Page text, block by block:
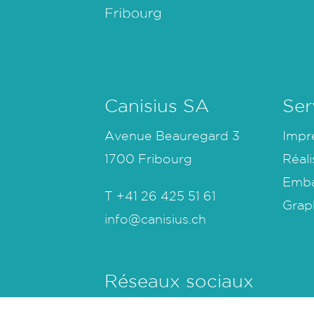
Canisius SA
Avenue Beauregard 3
1700 Fribourg
T +41 26 425 51 61
info@canisius.ch
Réseaux sociaux